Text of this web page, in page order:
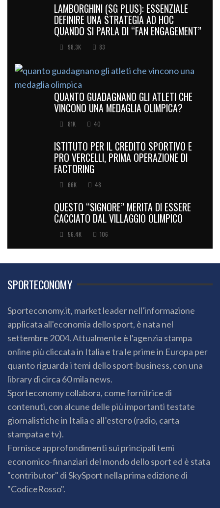
LAMBORGHINI (SG PLUS): ESSENZIALE
DEFINIRE UNA STRATEGIA AD HOC
QUANDO SI PARLA DI “FAN ENGAGEMENT”
98.3K 83
QUANTO GUADAGNANO GLI ATLETI CHE
VINCONO UNA MEDAGLIA OLIMPICA?
81K 40
ISTITUTO PER IL CREDITO SPORTIVO E
PRO VERCELLI, PRIMA OPERAZIONE DI
FACTORING
66K 48
QUESTO “SIGNORE” MERITA DI ESSERE
CACCIATO DAL VILLAGGIO OLIMPICO
56.4K 106
SPORTECONOMY
Sporteconomy.it, market leader nell'informazione
applicata all'economia dello sport, è nata nel
settembre 2004. Attualmente è l'agenzia stampa
online più cliccata in Italia e tra le prime in Europa per
quanto riguarda i temi dello sport-business, con una
library di circa 60 mila news.
Sporteconomy collabora, come fornitrice di
contenuti, con alcune delle più importanti testate
giornalistiche in Italia e all’estero (radio, carta
stampata e tv).
Fornisce approfondimenti sui principali temi
economico-finanziari del mondo dello sport ed è stata
"contributor" di SkySport nella prima edizione di
"CodiceRosso".